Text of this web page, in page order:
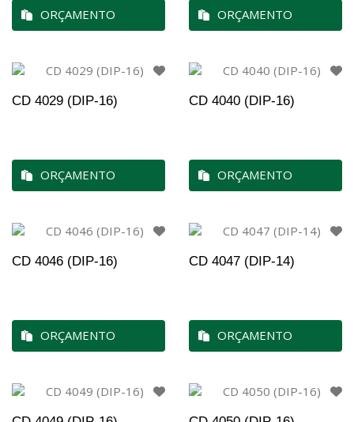
ORÇAMENTO ORÇAMENTO
CD 4029 (DIP-16)
ORÇAMENTO
CD 4040 (DIP-16)
ORÇAMENTO
CD 4046 (DIP-16)
ORÇAMENTO
CD 4047 (DIP-14)
ORÇAMENTO